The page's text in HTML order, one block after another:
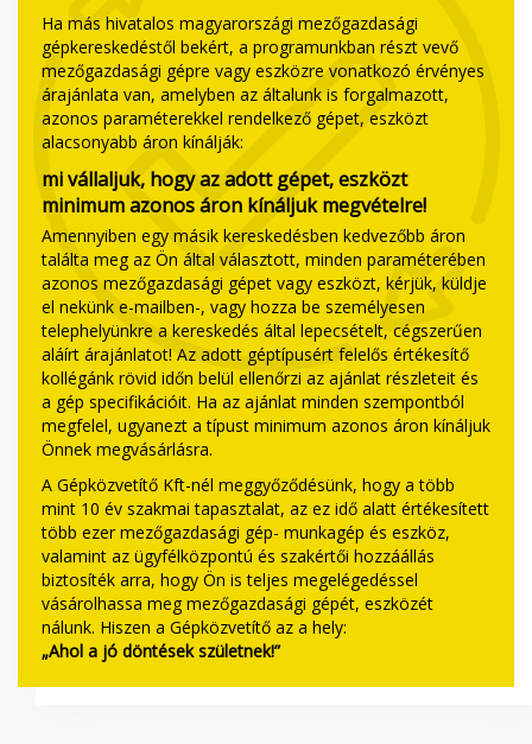
Ha más hivatalos magyarországi mezőgazdasági
gépkereskedéstől bekért, a programunkban részt vevő
mezőgazdasági gépre vagy eszközre vonatkozó érvényes
árajánlata van, amelyben az általunk is forgalmazott,
azonos paraméterekkel rendelkező gépet, eszközt
alacsonyabb áron kínálják:
mi vállaljuk, hogy az adott gépet, eszközt
minimum azonos áron kínáljuk megvételre!
Amennyiben egy másik kereskedésben kedvezőbb áron
találta meg az Ön által választott, minden paraméterében
azonos mezőgazdasági gépet vagy eszközt, kérjük, küldje
el nekünk e-mailben-, vagy hozza be személyesen
telephelyünkre a kereskedés által lepecsételt, cégszerűen
aláírt árajánlatot! Az adott géptípusért felelős értékesítő
kollégánk rövid időn belül ellenőrzi az ajánlat részleteit és
a gép specifikációit. Ha az ajánlat minden szempontból
megfelel, ugyanezt a típust minimum azonos áron kínáljuk
Önnek megvásárlásra.
A Gépközvetítő Kft-nél meggyőződésünk, hogy a több
mint 10 év szakmai tapasztalat, az ez idő alatt értékesített
több ezer mezőgazdasági gép- munkagép és eszköz,
valamint az ügyfélközpontú és szakértői hozzáállás
biztosíték arra, hogy Ön is teljes megelégedéssel
vásárolhassa meg mezőgazdasági gépét, eszközét
nálunk. Hiszen a Gépközvetítő az a hely:
„Ahol a jó döntések születnek!”